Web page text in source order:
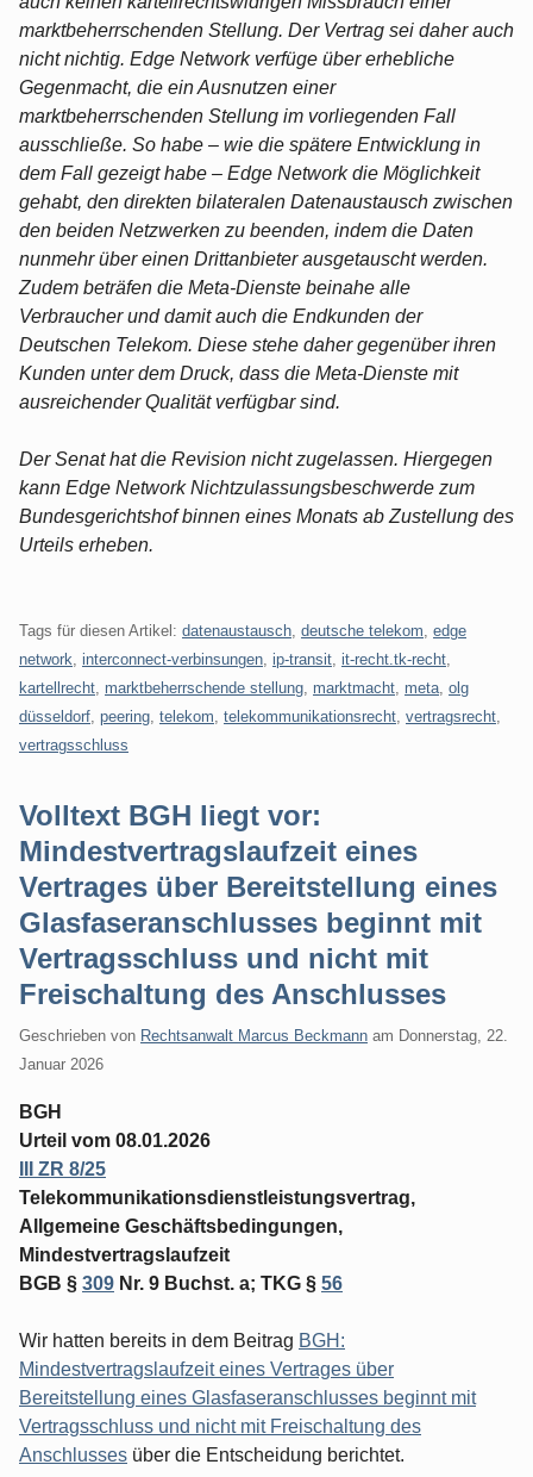
marktbeherrschenden Stellung. Der Vertrag sei daher auch
nicht nichtig. Edge Network verfüge über erhebliche
Gegenmacht, die ein Ausnutzen einer
marktbeherrschenden Stellung im vorliegenden Fall
ausschließe. So habe – wie die spätere Entwicklung in
dem Fall gezeigt habe – Edge Network die Möglichkeit
gehabt, den direkten bilateralen Datenaustausch zwischen
den beiden Netzwerken zu beenden, indem die Daten
nunmehr über einen Drittanbieter ausgetauscht werden.
Zudem beträfen die Meta-Dienste beinahe alle
Verbraucher und damit auch die Endkunden der
Deutschen Telekom. Diese stehe daher gegenüber ihren
Kunden unter dem Druck, dass die Meta-Dienste mit
ausreichender Qualität verfügbar sind.
Der Senat hat die Revision nicht zugelassen. Hiergegen
kann Edge Network Nichtzulassungsbeschwerde zum
Bundesgerichtshof binnen eines Monats ab Zustellung des
Urteils erheben.
Tags für diesen Artikel: datenaustausch deutsche telekom edge
network interconnect-verbinsungen ip-transit it-recht.tk-recht
kartellrecht marktbeherrschende stellung marktmacht meta olg
düsseldorf peering telekom telekommunikationsrecht vertragsrecht
vertragsschluss
Volltext BGH liegt vor:
Mindestvertragslaufzeit eines
Vertrages über Bereitstellung eines
Glasfaseranschlusses beginnt mit
Vertragsschluss und nicht mit
Freischaltung des Anschlusses
Geschrieben von Rechtsanwalt Marcus Beckmann am Donnerstag, 22.
Januar 2026
BGH
Urteil vom 08.01.2026
III ZR 8/25
Telekommunikationsdienstleistungsvertrag,
Allgemeine Geschäftsbedingungen,
Mindestvertragslaufzeit
BGB § 309 Nr. 9 Buchst. a; TKG § 56
Wir hatten bereits in dem Beitrag BGH:
Mindestvertragslaufzeit eines Vertrages über
Bereitstellung eines Glasfaseranschlusses beginnt mit
Vertragsschluss und nicht mit Freischaltung des
Anschlusses über die Entscheidung berichtet.